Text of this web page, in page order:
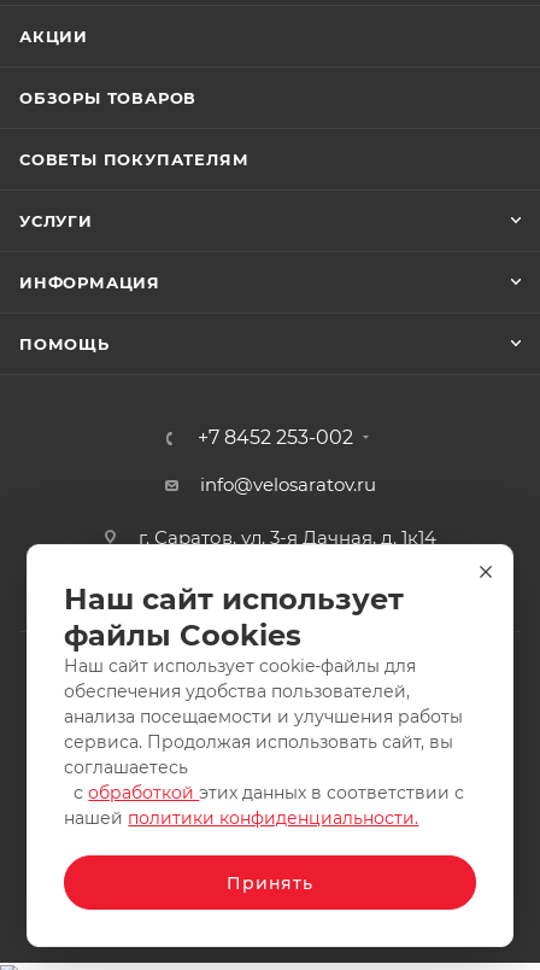
АКЦИИ
ОБЗОРЫ ТОВАРОВ
СОВЕТЫ ПОКУПАТЕЛЯМ
УСЛУГИ
ИНФОРМАЦИЯ
ПОМОЩЬ
+7 8452 253-002
info@velosaratov.ru
г. Саратов, ул. 3-я Дачная, д. 1к14
2011-2026 © интернет-магазин спортивных товаров
ВелоСаратов. Не является публичной офертой. Все права
защищены. Заимствование материалов и фотографий
запрещено.
Наш сайт использует
файлы Cookies
Наш сайт использует cookie-файлы для
обеспечения удобства пользователей,
анализа посещаемости и улучшения работы
сервиса. Продолжая использовать сайт, вы
соглашаетесь
собработкойэтих данных в соответствии с
нашей политики конфиденциальности.
Принять